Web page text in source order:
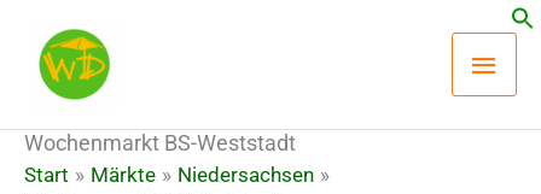
Inhalt
springen
Wochenmarkt BS-Weststadt
Start Märkte
Niedersachsen